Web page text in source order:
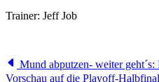
Trainer: Jeff Job
Mund abputzen- weiter
Vorschau auf die Playoff-